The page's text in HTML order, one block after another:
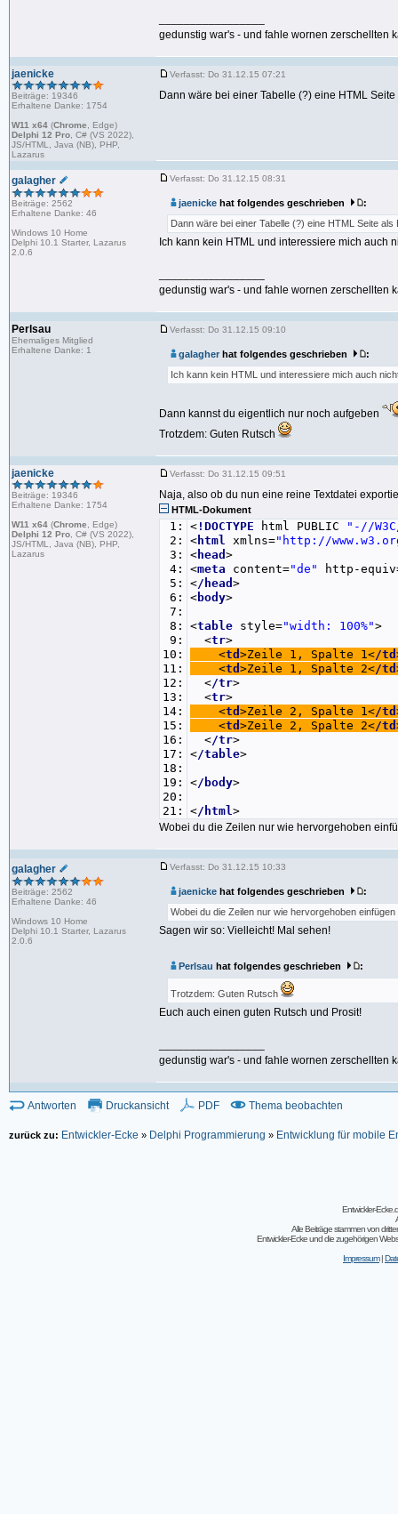
gedunstig war's - und fahle wornen zerschellten
jaenicke
Beiträge: 19346
Erhaltene Danke: 1754
W11 x64 (Chrome , Edge)
Delphi 12 Pro , C# (VS 2022),
JS/HTML, Java (NB), PHP,
Lazarus
Verfasst: Do 31.12.15 07:21
Dann wäre bei einer Tabelle (?) eine HTML
galagher
Beiträge: 2562
Erhaltene Danke: 46
Windows 10 Home
Delphi 10.1 Starter, Lazarus
2.0.6
Verfasst: Do 31.12.15 08:31
jaenicke hat folgendes geschrieben
:
Dann wäre bei einer Tabelle (?) eine HTML Seite
Ich kann kein HTML und interessiere mich auch
gedunstig war's - und fahle wornen zerschellten
Perlsau
Ehemaliges Mitglied
Erhaltene Danke: 1
Verfasst: Do 31.12.15 09:10
galagher hat folgendes geschrieben
:
Ich kann kein HTML und interessiere mich auch
Dann kannst du eigentlich nur noch aufgeben
Trotzdem: Guten Rutsch
jaenicke
Beiträge: 19346
Erhaltene Danke: 1754
W11 x64 (Chrome , Edge)
Delphi 12 Pro , C# (VS 2022),
JS/HTML, Java (NB), PHP,
Lazarus
Verfasst: Do 31.12.15 09:51
Naja, also ob du nun eine reine Textdatei
HTML-Dokument
1:
2:
3:
4:
5:
6:
7:
8:
9:
10:
11:
12:
13:
14:
15:
16:
17:
18:
19:
20:
21:
< !DOCTYPE html PUBLIC
"-//
< html xmlns="http://w
< head >
<meta content="de"
http-
</head >
<body>
<table style="width: 100%">
<tr>
<td >Zeile 1, Spalte 1</td
<td >Zeile 1, Spalte 2</td
</tr>
<tr>
<td >Zeile 2, Spalte 1</td
<td >Zeile 2, Spalte 2</td
</tr>
</table>
</body>
</html>
Wobei du die Zeilen nur wie hervorgehoben
galagher
Beiträge: 2562
Erhaltene Danke: 46
Windows 10 Home
Delphi 10.1 Starter, Lazarus
2.0.6
Verfasst: Do 31.12.15 10:33
jaenicke hat folgendes geschrieben
:
Wobei du die Zeilen nur wie hervorgehoben
Sagen wir so: Vielleicht! Mal sehen!
Perlsau hat folgendes geschrieben :
Trotzdem: Guten Rutsch
Euch auch einen guten Rutsch und Prosit!
gedunstig war's - und fahle wornen zerschellten
Antworten Druckansicht PDF Thema beobachten
zurück zu: Entwickler-Ecke » Delphi Programmierung » Entwicklung für mobile
Entwickler-
Alle Beiträge stammen von
Entwickler-Ecke und die zugehörigen
Impressum|